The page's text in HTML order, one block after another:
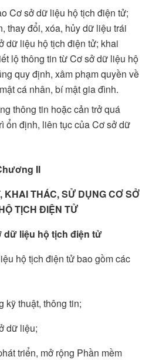
Cơ sở dữ liệu hộ tịch điện tử;
thay đổi, xóa, hủy dữ liệu trái
dữ liệu hộ tịch điện tử; khai
lộ thông tin từ Cơ sở dữ liệu hộ
quy định, xâm phạm quyền về
cá nhân, bí mật gia đình.
thông tin hoặc cản trở quá
ổn định, liên tục của Cơ sở dữ
II
KHAI THÁC, SỬ DỤNG CƠ SỞ
TỊCH ĐIỆN TỬ
dữ liệu hộ tịch điện tử
hộ tịch điện tử bao gồm các
kỹ thuật, thông tin;
dữ liệu;
triển, mở rộng Phần mềm